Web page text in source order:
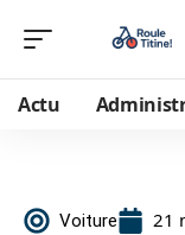
Actu
Voiture 21